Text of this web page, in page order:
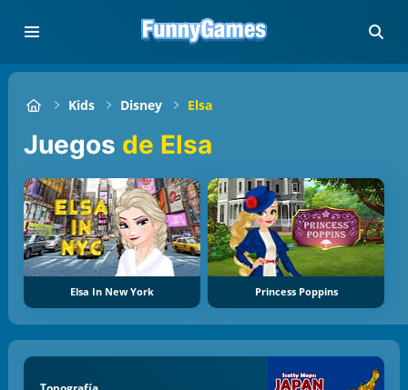
Kids Disney Elsa
Juegos de Elsa
Elsa In New York Princess Poppins